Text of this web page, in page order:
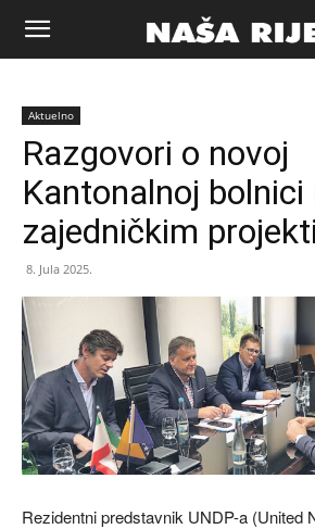
Naša
riječ
Aktuelno
Razgovori o novoj
Kantonalnoj bolnici
zajedničkim
8. Jula 2025.
Rezidentni predstavnik UNDP-a (United